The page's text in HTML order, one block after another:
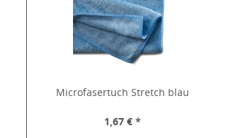
Microfasertuch Stretch blau
1,67 € *